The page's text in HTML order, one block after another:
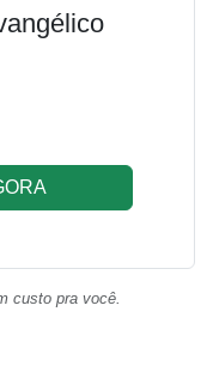
custo pra você.